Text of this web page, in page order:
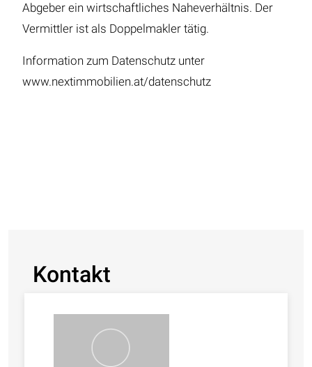
Abgeber ein wirtschaftliches Naheverhältnis. Der
Vermittler ist als Doppelmakler tätig.
Information zum Datenschutz unter
www.nextimmobilien.at/datenschutz
Kontakt